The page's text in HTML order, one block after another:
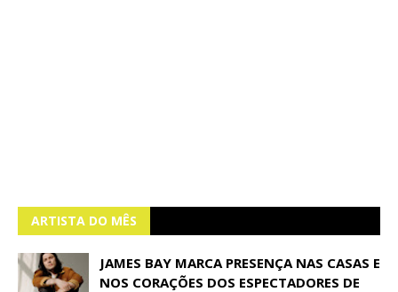
ARTISTA DO MÊS
JAMES BAY MARCA PRESENÇA NAS CASAS E
NOS CORAÇÕES DOS ESPECTADORES DE